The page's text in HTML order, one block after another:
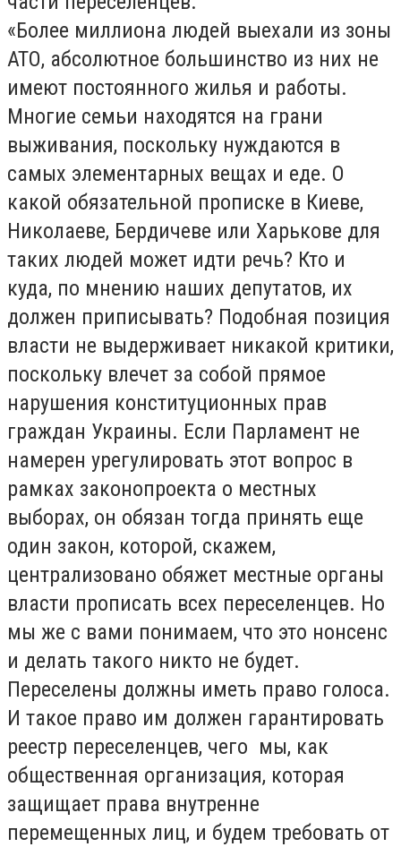
«Более миллиона людей выехали из зоны
АТО, абсолютное большинство из них не
имеют постоянного жилья и работы.
Многие семьи находятся на грани
выживания, поскольку нуждаются в
самых элементарных вещах и еде. О
какой обязательной прописке в Киеве,
Николаеве, Бердичеве или Харькове для
таких людей может идти речь? Кто и
куда, по мнению наших депутатов, их
должен приписывать? Подобная позиция
власти не выдерживает никакой критики,
поскольку влечет за собой прямое
нарушения конституционных прав
граждан Украины. Если Парламент не
намерен урегулировать этот вопрос в
рамках законопроекта о местных
выборах, он обязан тогда принять еще
один закон, которой, скажем,
централизовано обяжет местные органы
власти прописать всех переселенцев. Но
мы же с вами понимаем, что это нонсенс
и делать такого никто не будет.
Переселены должны иметь право голоса.
И такое право им должен гарантировать
реестр переселенцев, чего мы, как
общественная организация, которая
защищает права внутренне
перемещенных лиц, и будем требовать от